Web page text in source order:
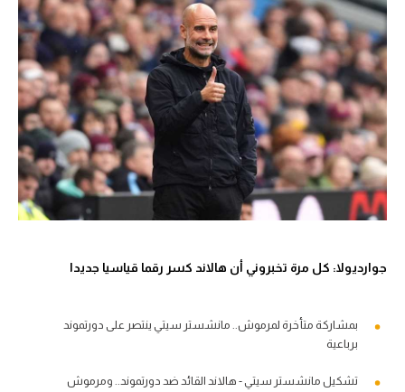
جوارديولا: كل مرة تخبروني أن هالاند كسر رقما قياسيا جديدا
بمشاركة متأخرة لمرموش.. مانشستر سيتي ينتصر على دورتموند
برباعية
تشكيل مانشستر سيتي - هالاند القائد ضد دورتموند.. ومرموش